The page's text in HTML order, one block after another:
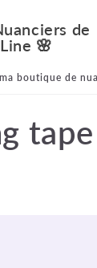
de
Line 🌸
boutique de
tape